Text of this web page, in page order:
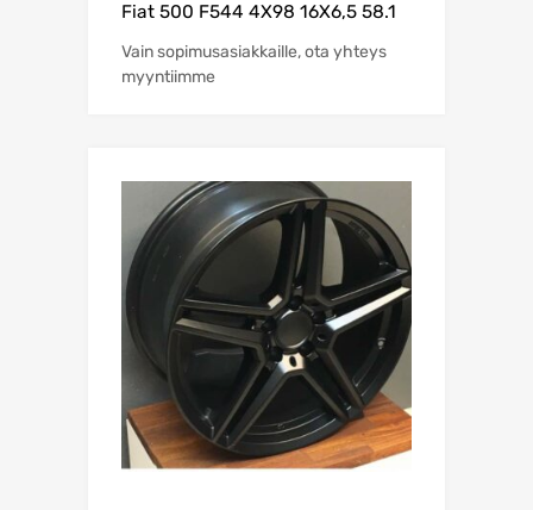
Fiat 500 F544 4X98 16X6,5 58.1
Vain sopimusasiakkaille, ota yhteys
myyntiimme